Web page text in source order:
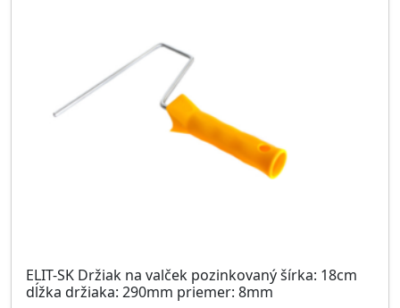
ELIT-SK Držiak na valček pozinkovaný šírka: 18cm
dĺžka držiaka: 290mm priemer: 8mm